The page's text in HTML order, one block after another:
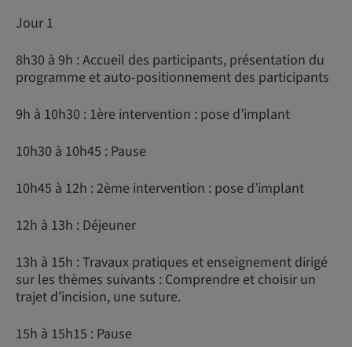
Jour 1
8h30 à 9h : Accueil des participants, présentation du
programme et auto-positionnement des participants
9h à 10h30 : 1ère intervention : pose d’implant
10h30 à 10h45 : Pause
10h45 à 12h : 2ème intervention : pose d’implant
12h à 13h : Déjeuner
13h à 15h : Travaux pratiques et enseignement dirigé
sur les thèmes suivants : Comprendre et choisir un
trajet d’incision, une suture.
15h à 15h15 : Pause